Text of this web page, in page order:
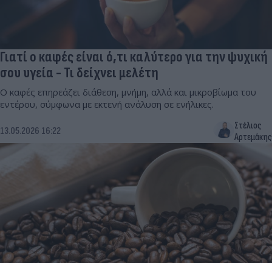
Γιατί ο καφές είναι ό,τι καλύτερο για την ψυχική
σου υγεία - Τι δείχνει μελέτη
Ο καφές επηρεάζει διάθεση, μνήμη, αλλά και μικροβίωμα του
εντέρου, σύμφωνα με εκτενή ανάλυση σε ενήλικες.
13.05.2026 16:22
Στέλιος
Αρτεμάκης